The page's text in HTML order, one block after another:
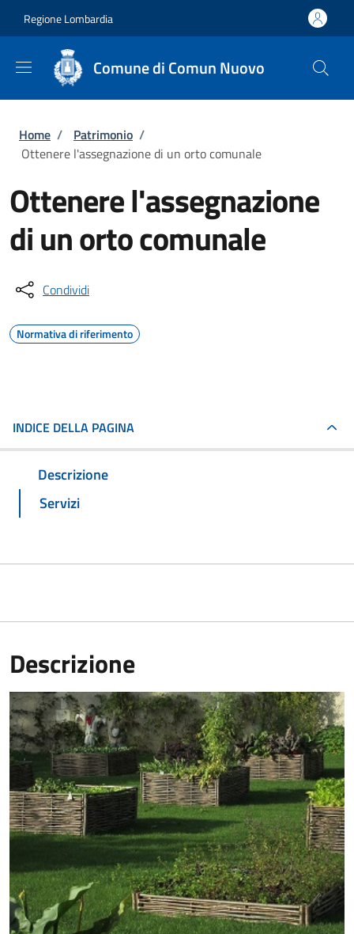
Regione Lombardia
Comune di Comun Nuovo
Briciole di pane
Home / Patrimonio /
Ottenere l'assegnazione di un orto comunale
Ottenere l'assegnazione
di un orto comunale
Condividi
Normativa di riferimento
INDICE DELLA PAGINA
Descrizione
Servizi
Descrizione